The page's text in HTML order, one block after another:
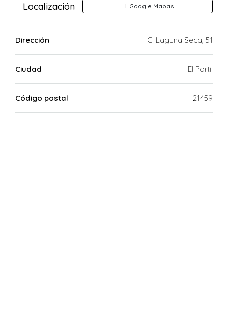
Localización Google Mapas
Dirección C. Laguna Seca, 51
Ciudad El Portil
Código postal 21459